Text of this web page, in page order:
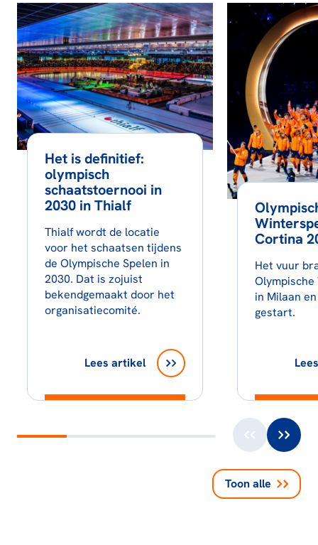
Het is definitief:
olympisch
schaatstoernooi in
2030 in Thialf
Thialf wordt de locatie
voor het schaatsen tijdens
de Olympische Spelen in
2030. Dat is zojuist
bekendgemaakt door het
organisatiecomité.
Lees artikel
Cortina
Het vuur
in Milaan
gestart.
Toon alle